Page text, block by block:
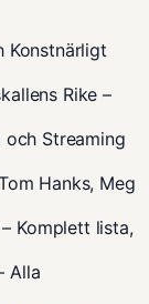
Konstnärligt
Rike –
och Streaming
Hanks, Meg
Komplett lista,
Alla